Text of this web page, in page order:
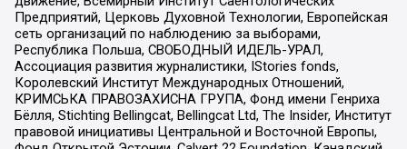
Предприятий, Церковь Духовной Технологии, Европейская
сеть организаций по наблюдению за выборами,
Республика Польша, СВОБОДНЫЙ ИДЕЛЬ-УРАЛ,
Ассоциация развития журналистики, IStories fonds,
Королевский Институт Международных Отношений,
КРИМСЬКА ПРАВОЗАХИСНА ГРУПА, Фонд имени Генриха
Бёлля, Stichting Bellingcat, Bellingcat Ltd, The Insider, Институт
правовой инициативы Центральной и Восточной Европы,